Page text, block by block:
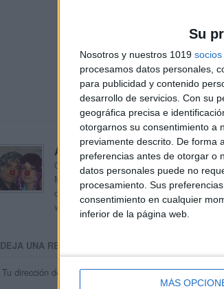
Su
Nosotros y nuestros 1019 socios
procesamos datos personales,
para publicidad y contenido
desarrollo de servicios. Con su
geográfica precisa e
otorgarnos su consentimiento a
previamente descrito. De forma
preferencias antes de otorgar o
datos personales puede no
procesamiento. Sus
consentimiento en cualquier
inferior de la página web.
MÁS
tarjetas-
Acerca de orientacionandujar
Orientación Andújar no es solo un blog, es
Maribel, que además de ser pareja, son
dentro del blog y en el cual, vuelcan la
voluntarios en sus meses de verano les
DEJA UNA RESPUESTA
Tu dirección de correo electrónico no será publicada.